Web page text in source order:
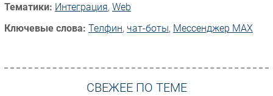
Тематики: Интеграция, Web
Ключевые слова: Телфин, чат-боты, Мессенджер MAX
СВЕЖЕЕ ПО ТЕМЕ